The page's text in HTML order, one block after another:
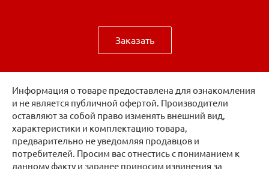
Заказать
Информация о товаре предоставлена для ознакомления
и не является публичной офертой. Производители
оставляют за собой право изменять внешний вид,
характеристики и комплектацию товара,
предварительно не уведомляя продавцов и
потребителей. Просим вас отнестись с пониманием к
данному факту и заранее приносим извинения за